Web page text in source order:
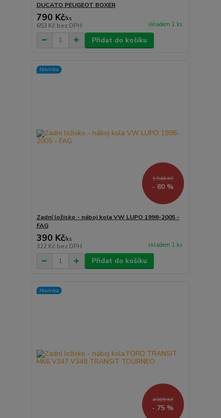
DUCATO PEUGEOT BOXER
790 Kč/ks
653 Kč bez DPH skladem 1 ks
Přidat do košíku
Novinka
1 946 Kč
- 80 %
Zadní ložisko - náboj kola VW LUPO 1998-2005 -
FAG
390 Kč/ks
322 Kč bez DPH skladem 1 ks
Přidat do košíku
Novinka
4 005 Kč
- 75 %